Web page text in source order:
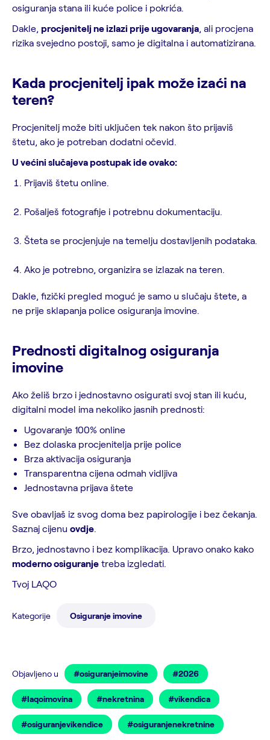
osiguranja stana ili kuće police i pokrića.
Dakle, procjenitelj ne izlazi prije ugovaranja, ali procjena
rizika svejedno postoji, samo je digitalna i automatizirana.
Kada procjenitelj ipak može izaći na
teren?
Procjenitelj može biti uključen tek nakon što prijaviš
štetu, ako je potreban dodatni očevid.
U većini slučajeva postupak ide ovako:
Prijaviš štetu online.
Pošalješ fotografije i potrebnu dokumentaciju.
Šteta se procjenjuje na temelju dostavljenih podataka.
Ako je potrebno, organizira se izlazak na teren.
Dakle, fizički pregled moguć je samo u slučaju štete, a
ne prije sklapanja police osiguranja imovine.
Prednosti digitalnog osiguranja
imovine
Ako želiš brzo i jednostavno osigurati svoj stan ili kuću,
digitalni model ima nekoliko jasnih prednosti:
Ugovaranje 100% online
Bez dolaska procjenitelja prije police
Brza aktivacija osiguranja
Transparentna cijena odmah vidljiva
Jednostavna prijava štete
Sve obavljaš iz svog doma bez papirologije i bez čekanja.
Saznaj cijenu ovdje.
Brzo, jednostavno i bez komplikacija. Upravo onako kako
moderno osiguranje treba izgledati.
Tvoj LAQO
Kategorije Osiguranje imovine
Objavljeno u #osiguranjeimovine #2026
#laqoimovina #nekretnina #vikendica
#osiguranjevikendice #osiguranjenekretnine